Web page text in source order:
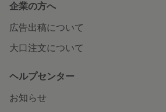
企業の方へ
広告出稿について
大口注文について
ヘルプセンター
お知らせ